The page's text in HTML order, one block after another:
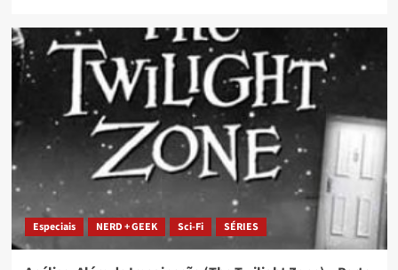
Especiais NERD + GEEK Sci-Fi SÉRIES